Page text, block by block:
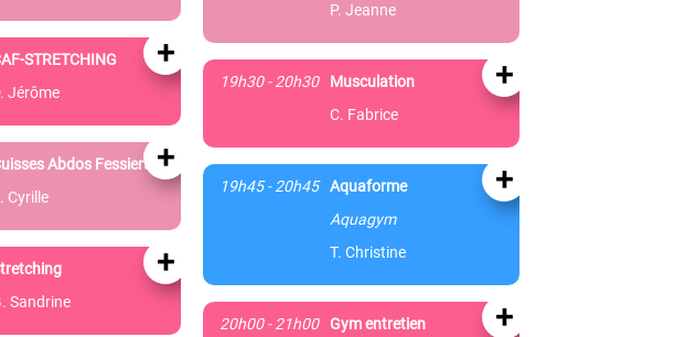
STRETCHING
Jérôme
+
Abdos Fessiers
Cyrille
+
Sandrine
+
P. Jeanne
19h30 - 20h30
Musculation
C. Fabrice
+
19h45 - 20h45
Aquaforme
Aquagym
T. Christine
+
20h00 - 21h00
Gym entretien
+